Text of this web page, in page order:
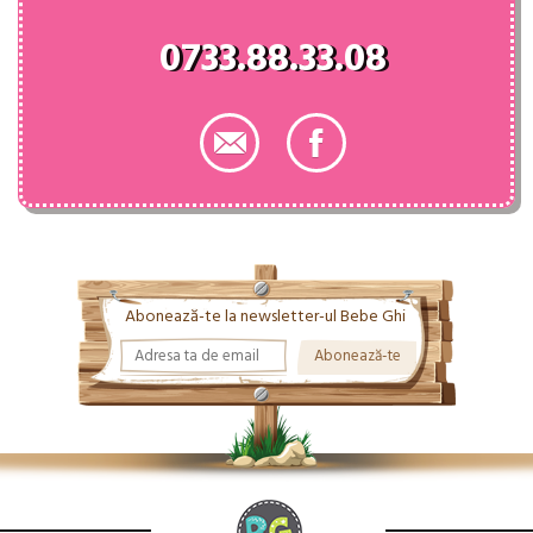
0733.88.33.08
Abonează-te la newsletter-ul Bebe Ghi